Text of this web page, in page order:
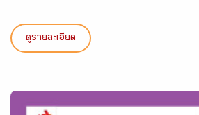
ดูรายละเอียด